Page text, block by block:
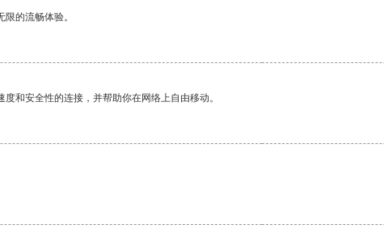
的流畅体验。
和安全性的连接，并帮助你在网络上自由移动。